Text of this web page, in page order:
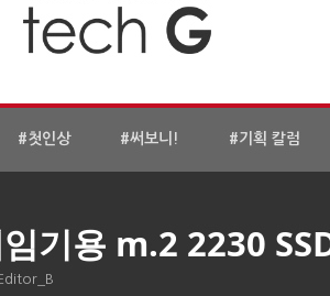
#첫인상 #써보니! #기획 칼럼
기용 m.2 2230